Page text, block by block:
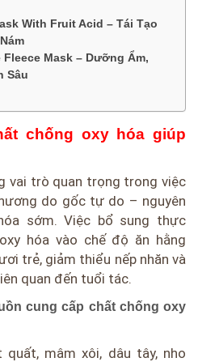
With Fruit Acid – Tái Tạo
Mask – Dưỡng Ẩm,
Sâu
chống oxy hóa giúp
vai trò quan trọng trong việc
do gốc tự do – nguyên
sớm. Việc bổ sung thực
hóa vào chế độ ăn hằng
trẻ, giảm thiểu nếp nhăn và
quan đến tuổi tác.
cung cấp chất chống oxy
mâm xôi, dâu tây, nho